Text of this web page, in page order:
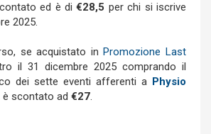
ed è di€28,5 per chi si iscrive
2025.
se acquistato inPromozione Last
il 31 dicembre 2025 comprando il
dei sette eventi afferenti a Physio
è scontato ad €27.